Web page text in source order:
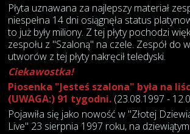
Płyta uznawana za najlepszy materiał
niespełna 14 dni osiągnęła status
to już były miliony. Z tej płyty pochodzi
zespołu z "Szaloną" na czele. Zespół do
utworów z tej płyty nakręcił teledyski.
Ciekawostka!
Piosenka "Jesteś szalona" była na
(UWAGA:) 91 tygodni. (23.08.1997 -
Pojawiła się jako nowość w "Złotej
Live" 23 sierpnia 1997 roku, na